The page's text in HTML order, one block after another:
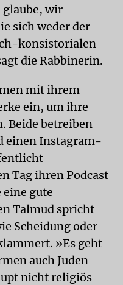
wir
sich weder der
konsistorialen
die Rabbinerin.
mit ihrem
ein, um ihre
Beide betreiben
einen Instagram-
Tag ihren Podcast
gute
Talmud spricht
Scheidung oder
»Es geht
auch Juden
nicht religiös